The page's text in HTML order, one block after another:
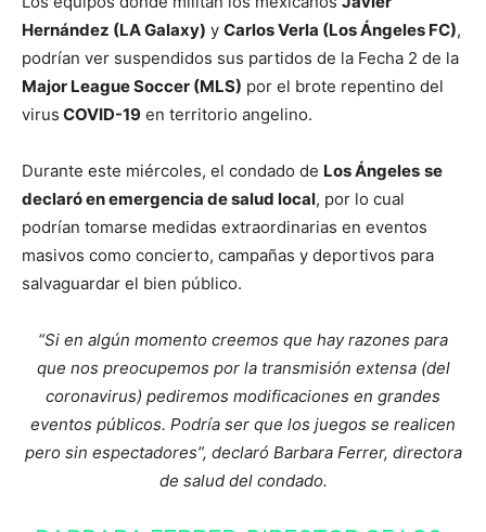
Hernández (LA Galaxy) y Carlos Verla (Los Ángeles FC),
podrían ver suspendidos sus partidos de la Fecha 2 de la
Major League Soccer (MLS) por el brote repentino del
virus COVID-19 en territorio angelino.
Durante este miércoles, el condado de Los Ángeles se
declaró en emergencia de salud local, por lo cual
podrían tomarse medidas extraordinarias en eventos
masivos como concierto, campañas y deportivos para
salvaguardar el bien público.
“Si en algún momento creemos que hay razones para
que nos preocupemos por la transmisión extensa (del
coronavirus) pediremos modificaciones en grandes
eventos públicos. Podría ser que los juegos se realicen
pero sin espectadores”, declaró Barbara Ferrer, directora
de salud del condado.